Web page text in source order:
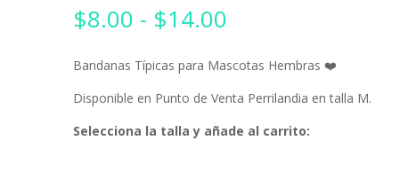
$8.00 - $14.00Rango
precios:
desde
$8.00
hasta
$14.00
Bandanas Típicas para Mascotas Hembras ❤️
Disponible en Punto de Venta Perrilandia en talla M.
Selecciona la talla y añade al carrito: